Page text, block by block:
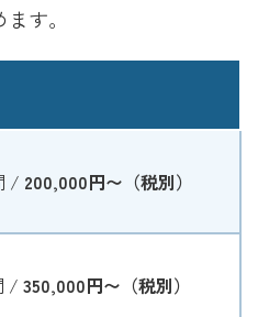
す。
/ 200,000円〜（税別）
/ 350,000円〜（税別）